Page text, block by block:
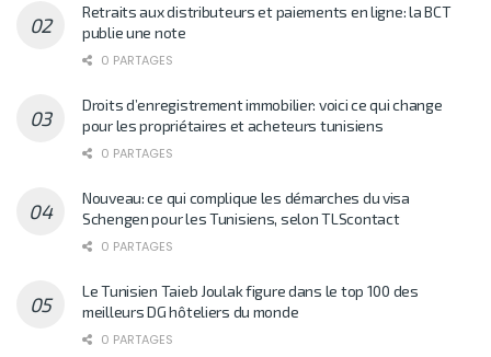
Retraits aux distributeurs et paiements en ligne: la BCT
publie une note
0 PARTAGES
Droits d’enregistrement immobilier: voici ce qui change
pour les propriétaires et acheteurs tunisiens
0 PARTAGES
Nouveau: ce qui complique les démarches du visa
Schengen pour les Tunisiens, selon TLScontact
0 PARTAGES
Le Tunisien Taieb Joulak figure dans le top 100 des
meilleurs DG hôteliers du monde
0 PARTAGES